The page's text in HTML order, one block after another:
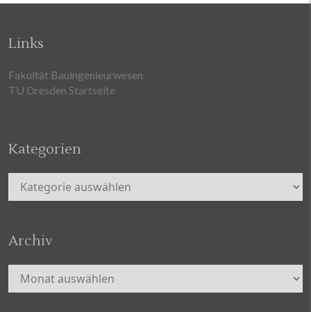
Links
Fakultät Bauingenieurwesen
TU Dresden Startseite
Kategorien
Kategorien
Archiv
Archiv